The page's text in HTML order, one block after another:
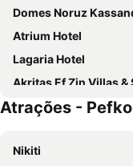
Domes Noruz
Atrium Hotel
Lagaria Hotel
Akritas Ef Zin Villas &
EVLOGIA HOTEL SEAFRONT and ANEX by
Dionysos Hotel &
Atrações -
Nikiti